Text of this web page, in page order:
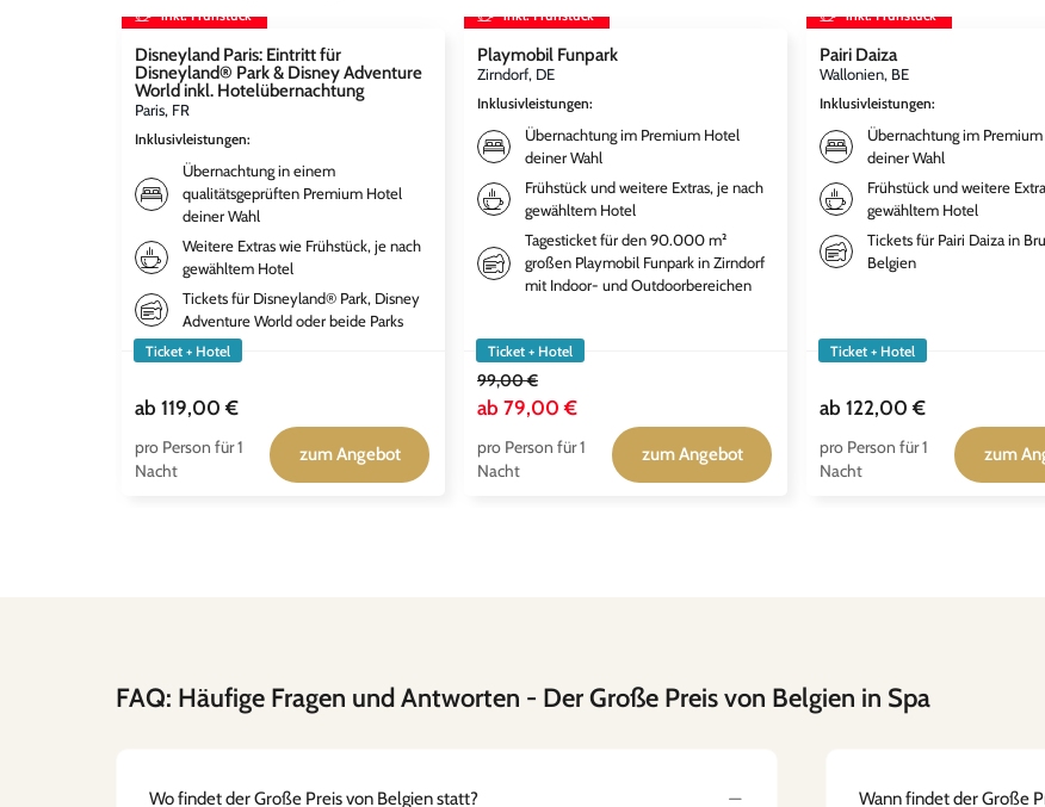
inkl. Frühstück
Disneyland Paris: Eintritt für
Disneyland® Park & Disney Adventure
World inkl. Hotelübernachtung
Paris, FR
Inklusivleistungen:
Übernachtung in einem
qualitätsgeprüften Premium Hotel
deiner Wahl
Weitere Extras wie Frühstück, je nach
gewähltem Hotel
Tickets für Disneyland® Park, Disney
Adventure World oder beide Parks
Ticket + Hotel
ab 119,00 €
pro Person für 1
Nacht
zum Angebot
inkl. Frühstück
Playmobil Funpark
Zirndorf, DE
Inklusivleistungen:
Übernachtung im Premium Hotel
deiner Wahl
Frühstück und weitere Extras, je nach
gewähltem Hotel
Tagesticket für den 90.000 m²
großen Playmobil Funpark in Zirndorf
mit Indoor- und Outdoorbereichen
Ticket + Hotel
99,00 €
ab 79,00 €
pro Person für 1
Nacht
zum Angebot
inkl. Frühstück
Pairi Daiza
Wallonien, BE
Inklusivleistungen:
Übernachtung im
deiner Wahl
Frühstück und weitere
gewähltem Hotel
Tickets für Pairi Daiza in
Belgien
Ticket + Hotel
ab 122,00 €
pro Person für 1
Nacht
zum
FAQ: Häufige Fragen und Antworten - Der Große Preis von Belgien in Spa
Wo findet der Große Preis von Belgien statt? Wann findet der Große